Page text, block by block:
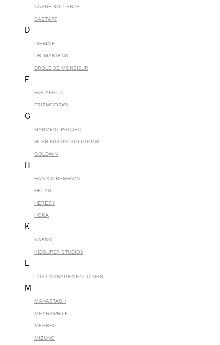
CARNE BOLLENTE
CASTART
D
DIEMME
DR. MARTENS
DROLE DE MONSIEUR
F
FAR AFIELD
FRIZMWORKS
G
GARMENT PROJECT
GLEB KOSTIN .SOLUTIONS
GOLDWIN
H
HAN KJOBENHAVN
HELAS
HERESY
HOKA
K
KARDO
KIDSUPER STUDIOS
L
LOST MANAGEMENT CITIES
M
MANASTASH
MEANSWHILE
MERRELL
MIZUNO